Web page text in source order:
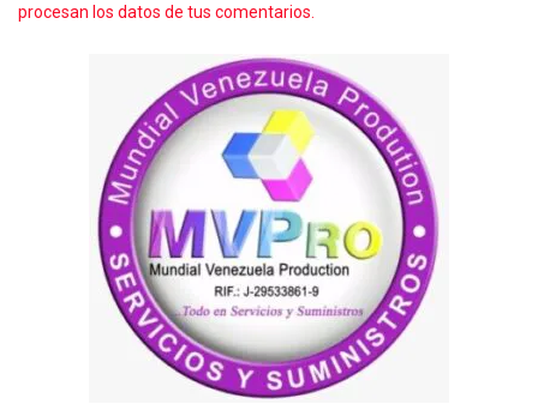
procesan los datos de tus comentarios.